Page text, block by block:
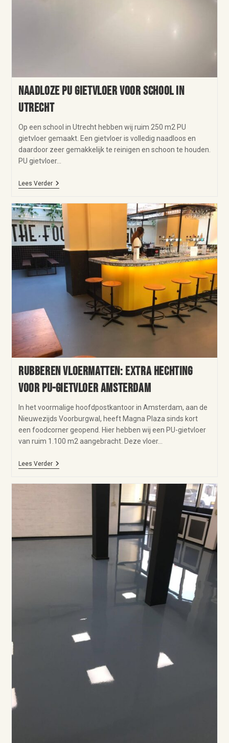
Naadloze PU gietvloer voor school in
Utrecht
Op een school in Utrecht hebben wij ruim 250 m2 PU
gietvloer gemaakt. Een gietvloer is volledig naadloos en
daardoor zeer gemakkelijk te reinigen en schoon te houden.
PU gietvloer…
Lees Verder
Rubberen vloermatten: extra hechting
voor PU-gietvloer Amsterdam
In het voormalige hoofdpostkantoor in Amsterdam, aan de
Nieuwezijds Voorburgwal, heeft Magna Plaza sinds kort
een foodcorner geopend. Hier hebben wij een PU-gietvloer
van ruim 1.100 m2 aangebracht. Deze vloer…
Lees Verder